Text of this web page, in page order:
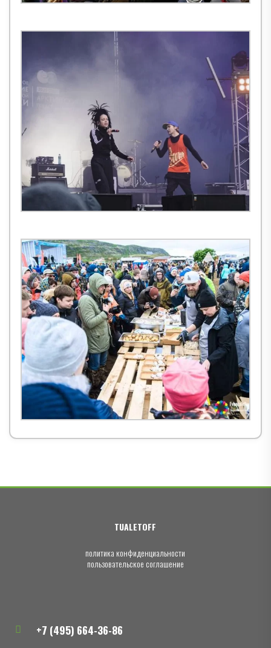
TUALETOFF
политика конфиденциальности
пользовательское соглашение
+7 (495) 664-36-86